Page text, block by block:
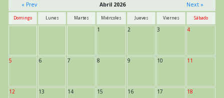
« Prev
Abril 2026 Next »
Domingo Lunes Martes Miércoles Jueves Viernes Sábado
1 2 3 4
5 6 7 8 9 10 11
12 13 14 15 16 17 18